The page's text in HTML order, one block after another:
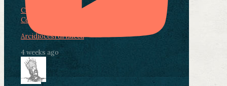
Condividi su Facebook
Condividi su LinkedIn
Arcidiocesi di Lucca
4 weeks ago